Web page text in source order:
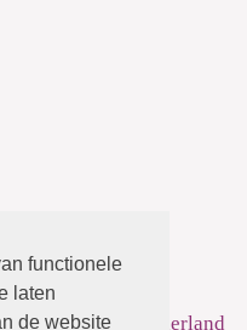
functionele
laten
de website
tussen de
Kerk in Nederland